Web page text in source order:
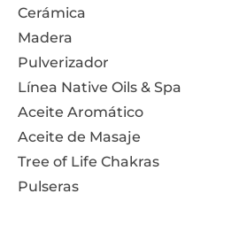
Cerámica
Madera
Pulverizador
Línea Native Oils & Spa
Aceite Aromático
Aceite de Masaje
Tree of Life Chakras
Pulseras